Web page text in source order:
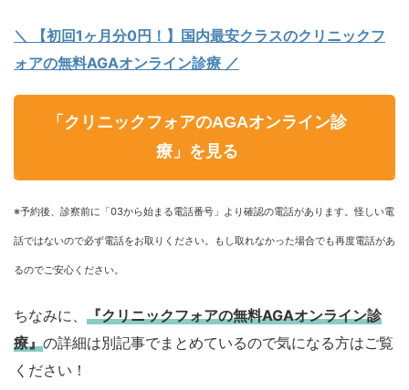
＼ 【初回1ヶ月分0円！】国内最安クラスのクリニックフ
ォアの無料AGAオンライン診療 ／
「クリニックフォアのAGAオンライン診
療」を見る
※予約後、診察前に「03から始まる電話番号」より確認の電話があります。怪しい電
話ではないので必ず電話をお取りください。もし取れなかった場合でも再度電話があ
るのでご安心ください。
ちなみに、 『クリニックフォアの無料AGAオンライン診
療』の詳細は別記事でまとめているので気になる方はご覧
ください！